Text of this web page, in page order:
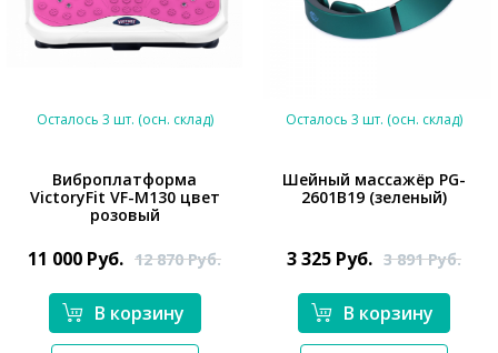
*}
Осталось 3 шт. (осн. склад)
Виброплатформа
VictoryFit VF-M130 цвет
розовый
11 000 Руб. 12 870Руб.
В корзину
Осталось 3 шт. (осн. склад)
Шейный массажёр PG-
2601B19 (зеленый)
3 325 Руб. 3 891Руб.
В корзину